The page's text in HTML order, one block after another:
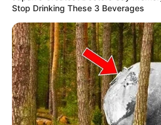
Stop Drinking These 3 Beverages